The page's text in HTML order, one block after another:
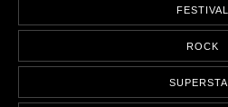
FESTIVAL
ROCK